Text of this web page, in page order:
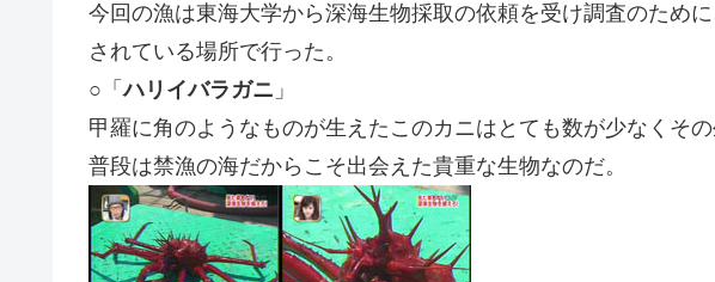
今回の漁は東海大学から深海生物採取の依頼を受け調査のため
されている場所で行った。
○「ハリイバラガニ 」
甲羅に角のようなものが生えたこのカニはとても数が少なくそ
普段は禁漁の海だからこそ出会えた貴重な生物なのだ。